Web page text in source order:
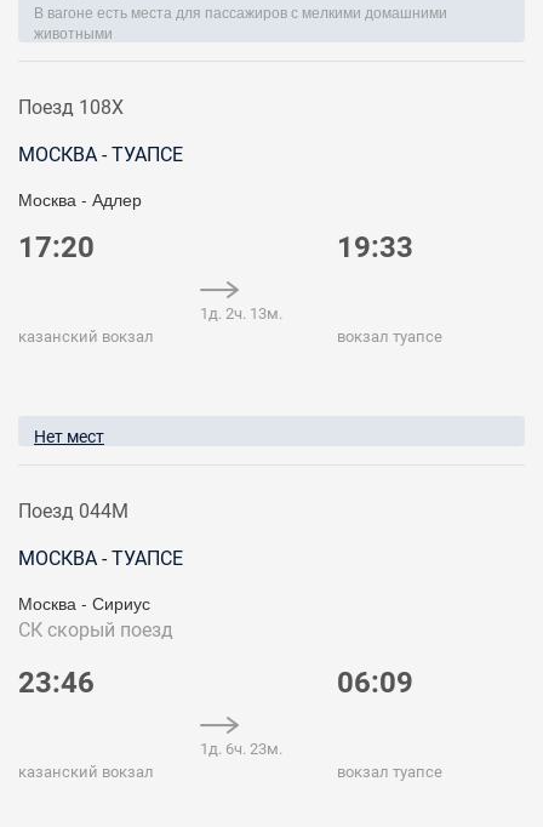
В вагоне есть места для пассажиров с мелкими домашними
животными
Поезд 108Х
МОСКВА - ТУАПСЕ
Москва - Адлер
17:20
казанский вокзал
1д. 2ч. 13м.
19:33
вокзал туапсе
Нет мест
Поезд 044М
МОСКВА - ТУАПСЕ
Москва - Сириус
СК скорый поезд
23:46
казанский вокзал
1д. 6ч. 23м.
06:09
вокзал туапсе